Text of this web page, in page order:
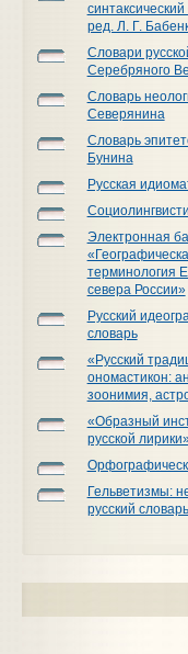
ред. Л. Г.
Словари
Серебряного
Словарь
Северянина
Словарь
Бунина
Русская
Электронная
терминология
севера России»
Русский
словарь
«Русский
ономастикон:
зоонимия,
«Образный
русской
Гельветизмы:
русский словарь